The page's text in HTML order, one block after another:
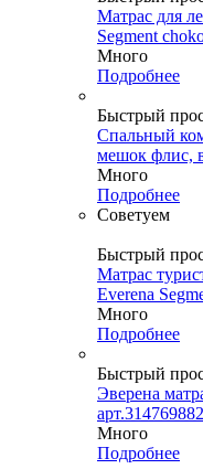
Матрас для
Segment
Много
Подробнее
Быстрый
Спальный
мешок флис,
Много
Подробнее
Советуем
Быстрый
Матрас
Everena
Много
Подробнее
Быстрый
Эверена
арт.314769882
Много
Подробнее